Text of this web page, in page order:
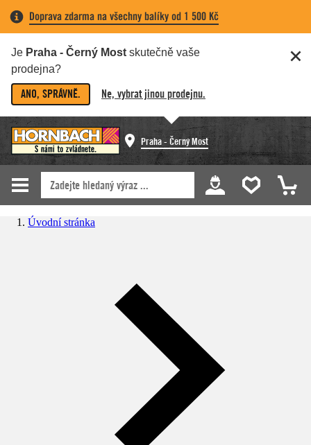
Doprava zdarma na všechny balíky od 1 500 Kč
Je Praha - Černý Most skutečně vaše
prodejna?
ANO, SPRÁVNĚ. Ne, vybrat jinou prodejnu.
Praha - Černý Most
Úvodní stránka